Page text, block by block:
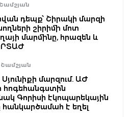
Շամշյան
դեպք՝ Շիրակի մարզի
շիրիմի մոտ
մարմինը, հրազեն և
Շամշյան
մարզում. ԱԺ
Գորիսի էկոպարեկային
է եղել